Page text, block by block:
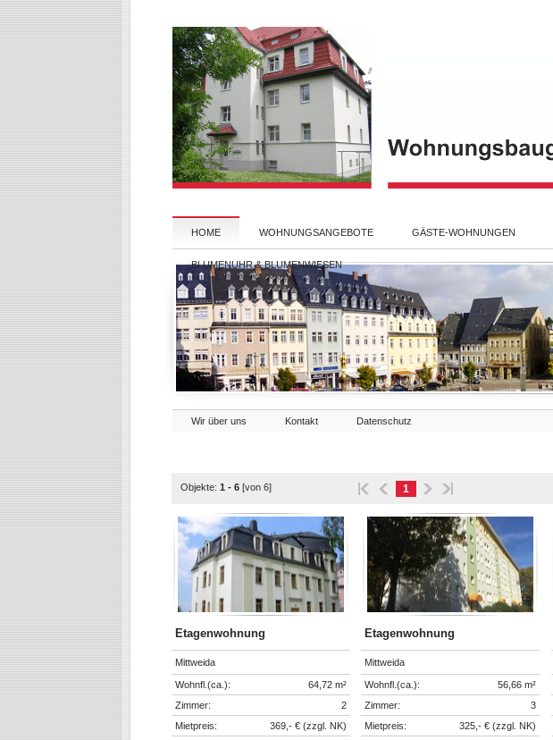
HOME WOHNUNGSANGEBOTE GÄSTE-WOHNUNGEN
BLUMENUHR & BLUMENWIESEN
Wir über uns Kontakt Datenschutz
Objekte: 1 - 6[von 6] 1
Etagenwohnung Etagenwohnung
Mittweida Mittweida
Wohnfl.(ca.): 64,72 m² Wohnfl.(ca.): 56,66 m²
Zimmer:
2 Zimmer: 3
Mietpreis:
369,- € (zzgl. NK) Mietpreis: 325,- € (zzgl. NK)